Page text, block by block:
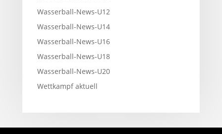
Wasserball-News-U12
Wasserball-News-U14
Wasserball-News-U16
Wasserball-News-U18
Wasserball-News-U20
Wettkampf aktuell